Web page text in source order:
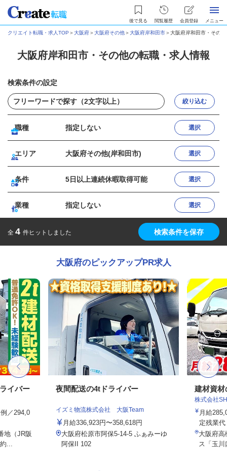
後で見る 閲覧履歴 会員登録 メニュー
クリエイト転職・求人TOP ＞大阪府＞大阪府その他＞大阪府岸和田市＞大阪府岸和田市・その
大阪府岸和田市・その他の転職・求人情報
検索条件の設定
絞り込む
職種 指定しない 選択
エリア 大阪府その他(岸和田市) 選択
条件 5日以上連続休暇取得可能 選択
業種 指定しない 選択
全 4 件ヒットしました 検索条件を保存
大阪府のピックアップPR求人
イバー
／294,0
地（JR阪
...
夜間配送の4tドライバー
イズミ物流株式会社 大阪Team
月給336,923円〜358,618円
大阪府松原市阿保5-14-5 ふぁみーゆ
阿保II 102
建材資
株式会社
月給
定残業
大阪府高
ス「玉